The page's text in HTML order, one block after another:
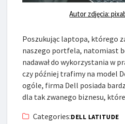
Autor zdjęcia:
Poszukując laptopa, którego
naszego portfela, natomiast
nadawał do wykorzystania w
czy później trafimy na model
ogóle, firma Dell posiada
dla tak zwanego biznesu,
Categories:DELL LATITUDE